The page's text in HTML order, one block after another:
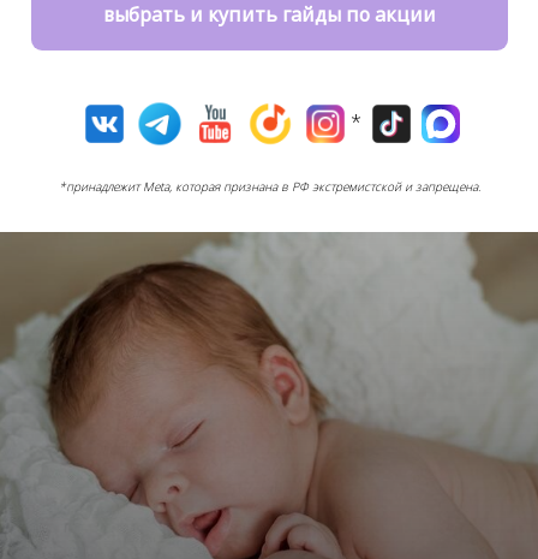
выбрать и купить гайды по акции
*
*принадлежит Meta, которая признана в РФ экстремистской и запрещена.